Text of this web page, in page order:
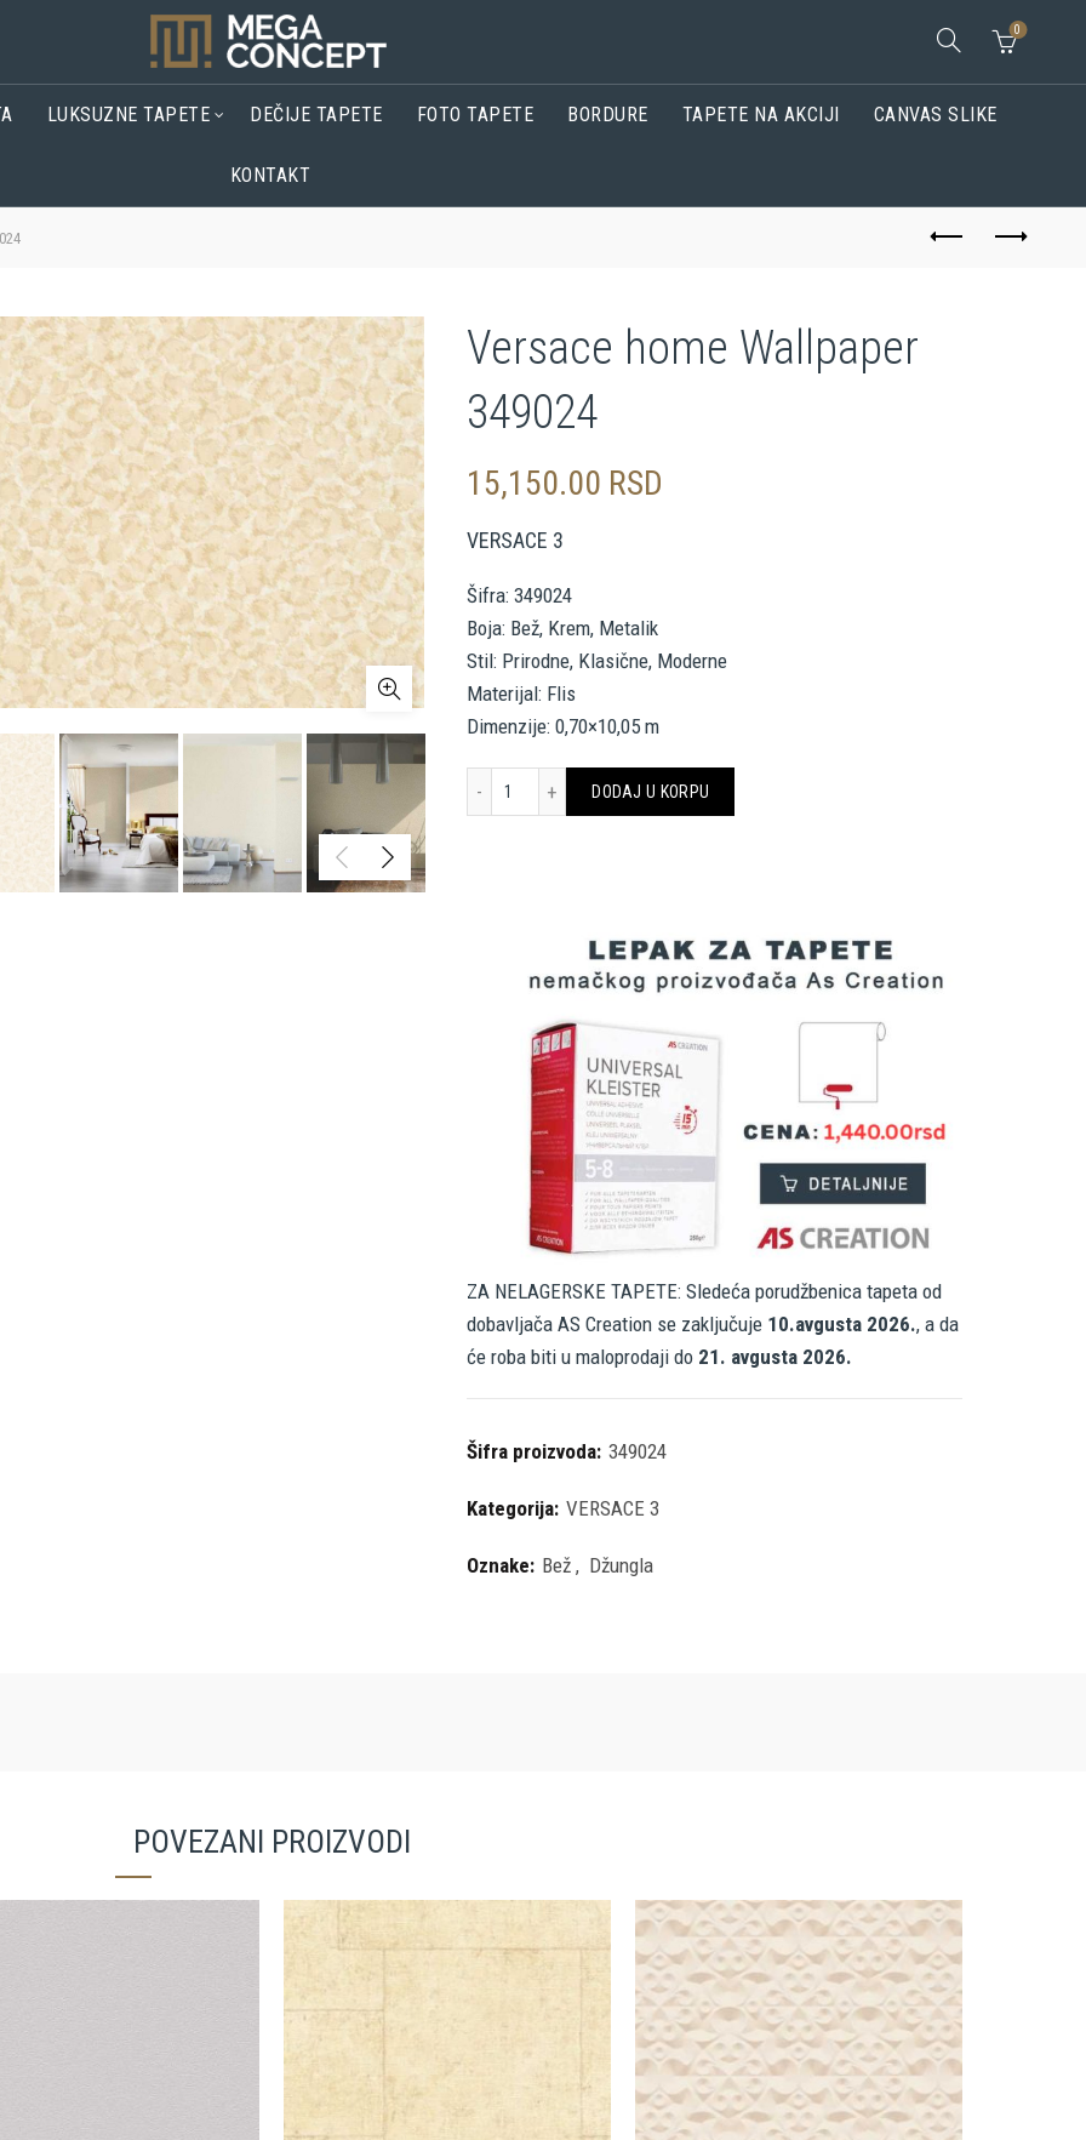
0
LUKSUZNE TAPETE DEČIJE TAPETE FOTO TAPETE BORDURE TAPETE NA AKCIJI CANVAS SLIKE
KONTAKT
Versace home Wallpaper
349024
15,150.00 RSD
VERSACE 3
Šifra: 349024
Boja: Bež, Krem, Metalik
Stil: Prirodne, Klasične, Moderne
Materijal: Flis
Dimenzije: 0,70×10,05 m
DODAJ U KORPU
ZA NELAGERSKE TAPETE: Sledeća porudžbenica tapeta od
dobavljača AS Creation se zaključuje 10.avgusta 2026., a da
će roba biti u maloprodaji do 21. avgusta 2026.
Šifra proizvoda: 349024
Kategorija: VERSACE 3
Oznake: Bež , Džungla
POVEZANI PROIZVODI